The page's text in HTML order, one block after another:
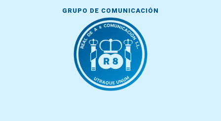
GRUPO DE COMUNICACIÓN